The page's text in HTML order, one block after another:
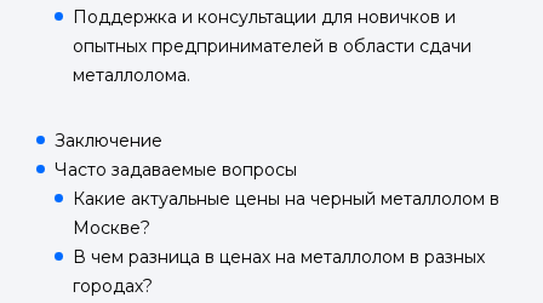
Поддержка и консультации для новичков и
опытных предпринимателей в области сдачи
металлолома.
Заключение
Часто задаваемые вопросы
Какие актуальные цены на черный металлолом в
Москве?
В чем разница в ценах на металлолом в разных
городах?